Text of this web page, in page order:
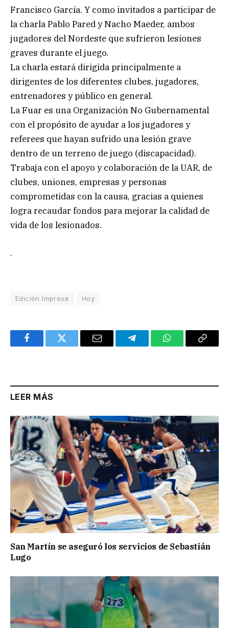
Francisco García. Y como invitados a participar de
la charla Pablo Pared y Nacho Maeder, ambos
jugadores del Nordeste que sufrieron lesiones
graves durante el juego.
La charla estará dirigida principalmente a
dirigentes de los diferentes clubes, jugadores,
entrenadores y público en general.
La Fuar es una Organización No Gubernamental
con el propósito de ayudar a los jugadores y
referees que hayan sufrido una lesión grave
dentro de un terreno de juego (discapacidad).
Trabaja con el apoyo y colaboración de la UAR, de
clubes, uniones, empresas y personas
comprometidas con la causa, gracias a quienes
logra recaudar fondos para mejorar la calidad de
vida de los lesionados.
.
Edición Impresa Hoy
FacebookTwitter Email TelegramWhatsAppCopy
LEER MÁS
San Martín se aseguró los servicios de Sebastián
Lugo